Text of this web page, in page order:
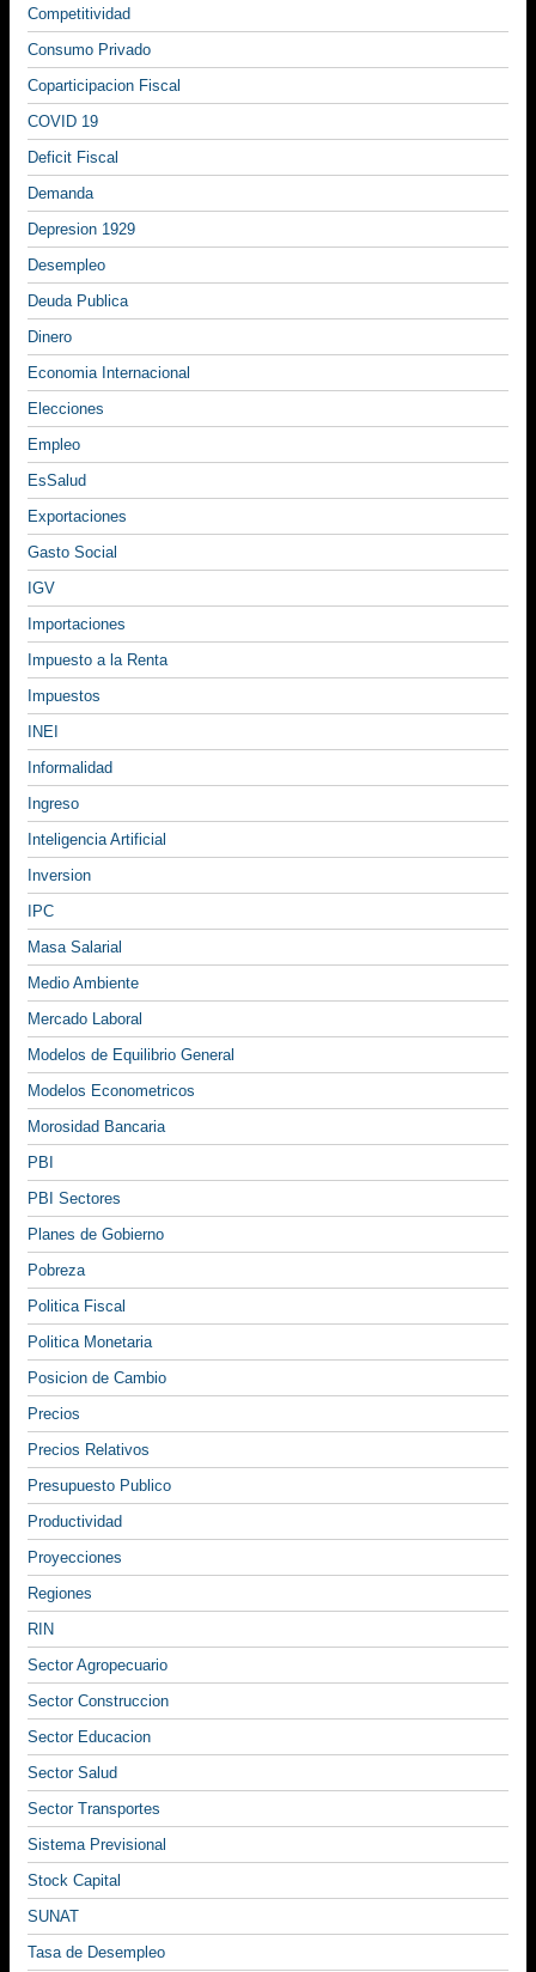
Competitividad
Consumo Privado
Coparticipacion Fiscal
COVID 19
Deficit Fiscal
Demanda
Depresion 1929
Desempleo
Deuda Publica
Dinero
Economia Internacional
Elecciones
Empleo
EsSalud
Exportaciones
Gasto Social
IGV
Importaciones
Impuesto a la Renta
Impuestos
INEI
Informalidad
Ingreso
Inteligencia Artificial
Inversion
IPC
Masa Salarial
Medio Ambiente
Mercado Laboral
Modelos de Equilibrio General
Modelos Econometricos
Morosidad Bancaria
PBI
PBI Sectores
Planes de Gobierno
Pobreza
Politica Fiscal
Politica Monetaria
Posicion de Cambio
Precios
Precios Relativos
Presupuesto Publico
Productividad
Proyecciones
Regiones
RIN
Sector Agropecuario
Sector Construccion
Sector Educacion
Sector Salud
Sector Transportes
Sistema Previsional
Stock Capital
SUNAT
Tasa de Desempleo